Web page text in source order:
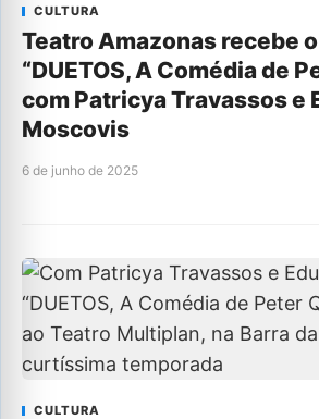
CULTURA
Teatro Amazonas recebe
“DUETOS, A Comédia de
com Patricya Travassos e
Moscovis
6 de junho de 2025
CULTURA